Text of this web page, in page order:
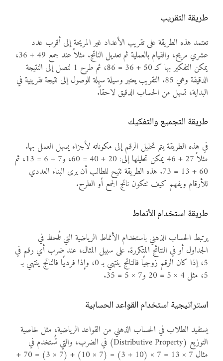
طريقة التقريب
تعتمد هذه الطريقة على تقريب الأعداد غير المريحة إلى أقرب عدد
عشري مريح، والقيام بالعملية ثم تعديل الناتج. مثلاً عند جمع 49 + 36،
يمكن التفكير بها كـ 50 + 36 = 86، ثم طرح 1 لنصل إلى النتيجة
الدقيقة وهي 85. التقريب يعتبر وسيلة سهلة للوصول إلى نتيجة تقريبية في
البداية، تسهل من الحساب الدقيق لاحقاً.
طريقة التجميع والتفكيك
في هذه الطريقة يتم تحليل الرقم إلى مكوناته لأجزاء يسهل العمل بها.
مثلاً 27 + 46 يمكن تحليلها إلى: 20 + 40 = 60، و7 + 6 = 13، ثم
60 + 13 = 73. هذه الطريقة تتيح للطالب أن يرى البناء العددي
للأرقام ويفهم كيف تتكون ناتج الجمع أو الطرح.
طريقة استخدام الأنماط
يرتبط الحساب الذهني باستخدام الأنماط الرياضية التي تُلحظ في
الجداول أو في النتائج المتكررة. على سبيل المثال، عند ضرب أي رقم في
5، إذا كان الرقم زوجيًا فالناتج ينتهي بـ 0، وإذا فرديًا فالناتج ينتهي بـ
5، مثل 4 × 5 = 20 و7 × 5 = 35.
استراتيجية استخدام القواعد الحسابية
يستفيد الطلاب في الحساب الذهني من القواعد الرياضية، مثل خاصية
التوزيع (Distributive Property) في الضرب، والتي تُستخدم في
مثال 7 × 13 = 7 × (10 + 3) = (7 × 10) + (7 × 3) = 70 +